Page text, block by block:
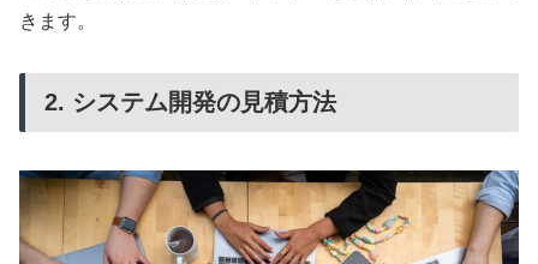
きます。
2. システム開発の見積方法